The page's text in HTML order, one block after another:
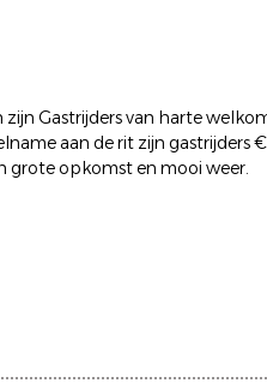
Gastrijders van harte
aan de rit zijn gastrijders
grote opkomst en mooi weer.